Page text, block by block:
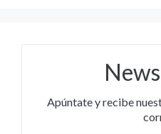
Apúntate y recibe